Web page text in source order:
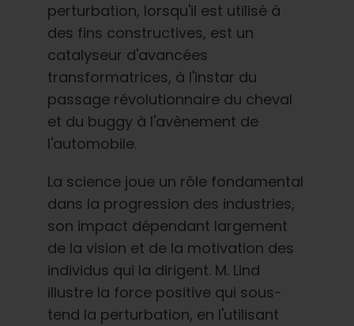
perturbation, lorsqu'il est utilisé à
des fins constructives, est un
catalyseur d'avancées
transformatrices, à l'instar du
passage révolutionnaire du cheval
et du buggy à l'avènement de
l'automobile.
La science joue un rôle fondamental
dans la progression des industries,
son impact dépendant largement
de la vision et de la motivation des
individus qui la dirigent. M. Lind
illustre la force positive qui sous-
tend la perturbation, en l'utilisant